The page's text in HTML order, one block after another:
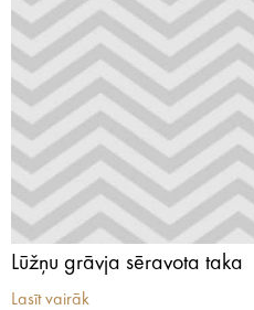
Lūžņu grāvja sēravota taka
Lasīt vairāk